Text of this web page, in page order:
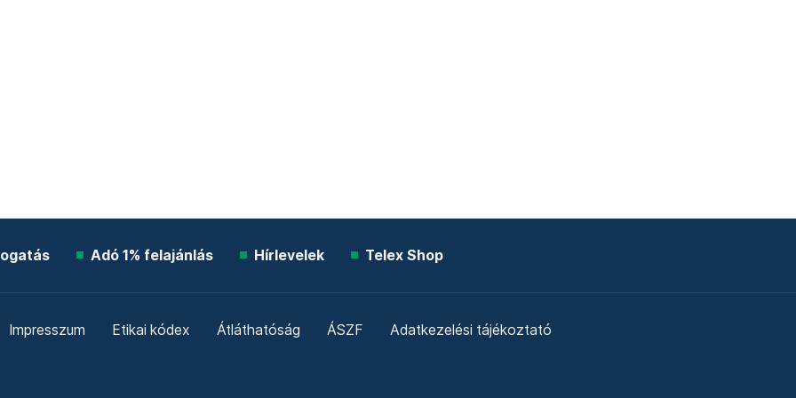
Adó 1% felajánlás Hírlevelek Telex Shop
Impresszum Etikai kódex Átláthatóság ÁSZF Adatkezelési tájékoztató